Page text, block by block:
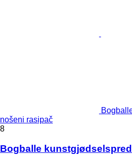
nošeni rasipač
8
Bogballe